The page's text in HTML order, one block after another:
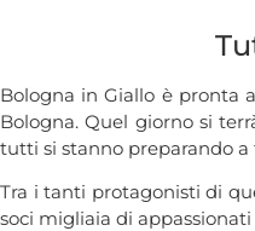
Bologna in Giallo è pronta
Bologna. Quel giorno si
tutti si stanno preparando a
Tra i tanti protagonisti di
soci migliaia di